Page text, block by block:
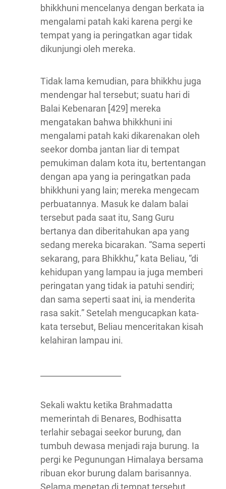
bhikkhuni mencelanya dengan berkata ia
mengalami patah kaki karena pergi ke
tempat yang ia peringatkan agar tidak
dikunjungi oleh mereka.
Tidak lama kemudian, para bhikkhu juga
mendengar hal tersebut; suatu hari di
Balai Kebenaran [429] mereka
mengatakan bahwa bhikkhuni ini
mengalami patah kaki dikarenakan oleh
seekor domba jantan liar di tempat
pemukiman dalam kota itu, bertentangan
dengan apa yang ia peringatkan pada
bhikkhuni yang lain; mereka mengecam
perbuatannya. Masuk ke dalam balai
tersebut pada saat itu, Sang Guru
bertanya dan diberitahukan apa yang
sedang mereka bicarakan. “Sama seperti
sekarang, para Bhikkhu,” kata Beliau, “di
kehidupan yang lampau ia juga memberi
peringatan yang tidak ia patuhi sendiri;
dan sama seperti saat ini, ia menderita
rasa sakit.” Setelah mengucapkan kata-
kata tersebut, Beliau menceritakan kisah
kelahiran lampau ini.
Sekali waktu ketika Brahmadatta
memerintah di Benares, Bodhisatta
terlahir sebagai seekor burung, dan
tumbuh dewasa menjadi raja burung. Ia
pergi ke Pegunungan Himalaya bersama
ribuan ekor burung dalam barisannya.
Selama menetap di tempat tersebut,